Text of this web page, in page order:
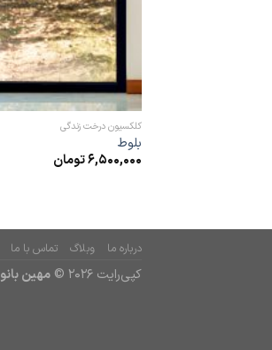
کلکسیون درخت زندگی
بلوط
6,500,000تومان
درباره ما وبلاگ تماس با ما
کپی‌رایت 2026 © مهین بانو